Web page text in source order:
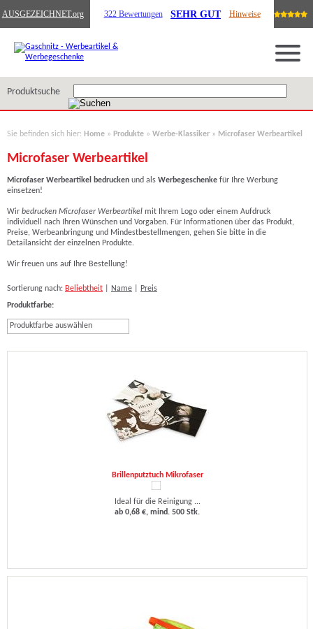
AUSGEZEICHNET.org 322 Bewertungen SEHR GUT Hinweise
Produktsuche
Sie befinden sich hier: Home » Produkte » Werbe-Klassiker » Microfaser Werbeartikel
Microfaser Werbeartikel
Microfaser Werbeartikel bedrucken und als Werbegeschenke für Ihre Werbung
einsetzen!
Wir bedrucken Microfaser Werbeartikel mit Ihrem Logo oder einem Aufdruck
individuell nach Ihren Wünschen und Vorgaben. Für Informationen über das Produkt,
Preise, Werbeanbringung und Mindestbestellmengen, gehen Sie bitte in die
Detailansicht der einzelnen Produkte.
Wir freuen uns auf Ihre Bestellung!
Sortierung nach: Beliebtheit Name
Preis
Produktfarbe:
Produktfarbe auswählen
Brillenputztuch Mikrofaser
Ideal für die Reinigung ...
ab 0,68 €, mind. 500 Stk.